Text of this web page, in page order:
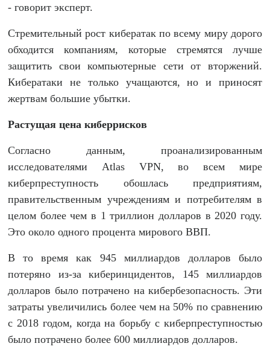
- говорит эксперт.
Стремительный рост кибератак по всему миру дорого
обходится компаниям, которые стремятся лучше
защитить свои компьютерные сети от вторжений.
Кибератаки не только учащаются, но и приносят
жертвам большие убытки.
Растущая цена киберрисков
Согласно данным, проанализированным
исследователями Atlas VPN, во всем мире
киберпреступность обошлась предприятиям,
правительственным учреждениям и потребителям в
целом более чем в 1 триллион долларов в 2020 году.
Это около одного процента мирового ВВП.
В то время как 945 миллиардов долларов было
потеряно из-за киберинцидентов, 145 миллиардов
долларов было потрачено на кибербезопасность. Эти
затраты увеличились более чем на 50% по сравнению
с 2018 годом, когда на борьбу с киберпреступностью
было потрачено более 600 миллиардов долларов.